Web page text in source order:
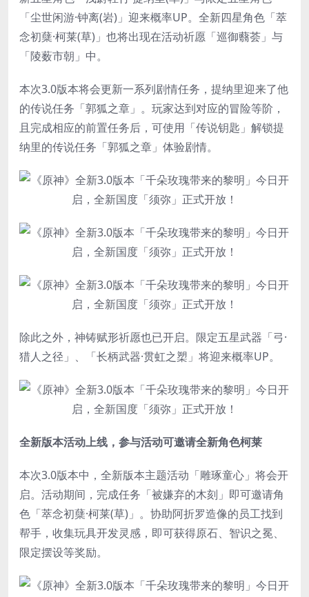
「尘世闲游·钟离(岩)」迎来概率UP。全新四星角色「萃
念初蘖·柯莱(草)」也将出现在活动祈愿「巡御蘙荟」与
「陵薮市朝」中。
本次3.0版本将会更新一系列剧情任务，提纳里迎来了他
的传说任务「郭狐之章」。玩家达到对应的冒险等阶，
且完成相应的前置任务后，可使用「传说钥匙」解锁提
纳里的传说任务「郭狐之章」体验剧情。
除此之外，神铸赋形祈愿也已开启。限定五星武器「弓·
猎人之径」、「长柄武器·贯虹之槊」将迎来概率UP。
全新版本活动上线，参与活动可邀请全新角色柯莱
本次3.0版本中，全新版本主题活动「雕琢童心」将会开
启。活动期间，完成任务「被嫌弃的木刻」即可邀请角
色「萃念初蘖·柯莱(草)」。协助阿折罗造像的员工找到
帮手，收集玩具开发灵感，即可获得原石、智识之冕、
限定摆设等奖励。